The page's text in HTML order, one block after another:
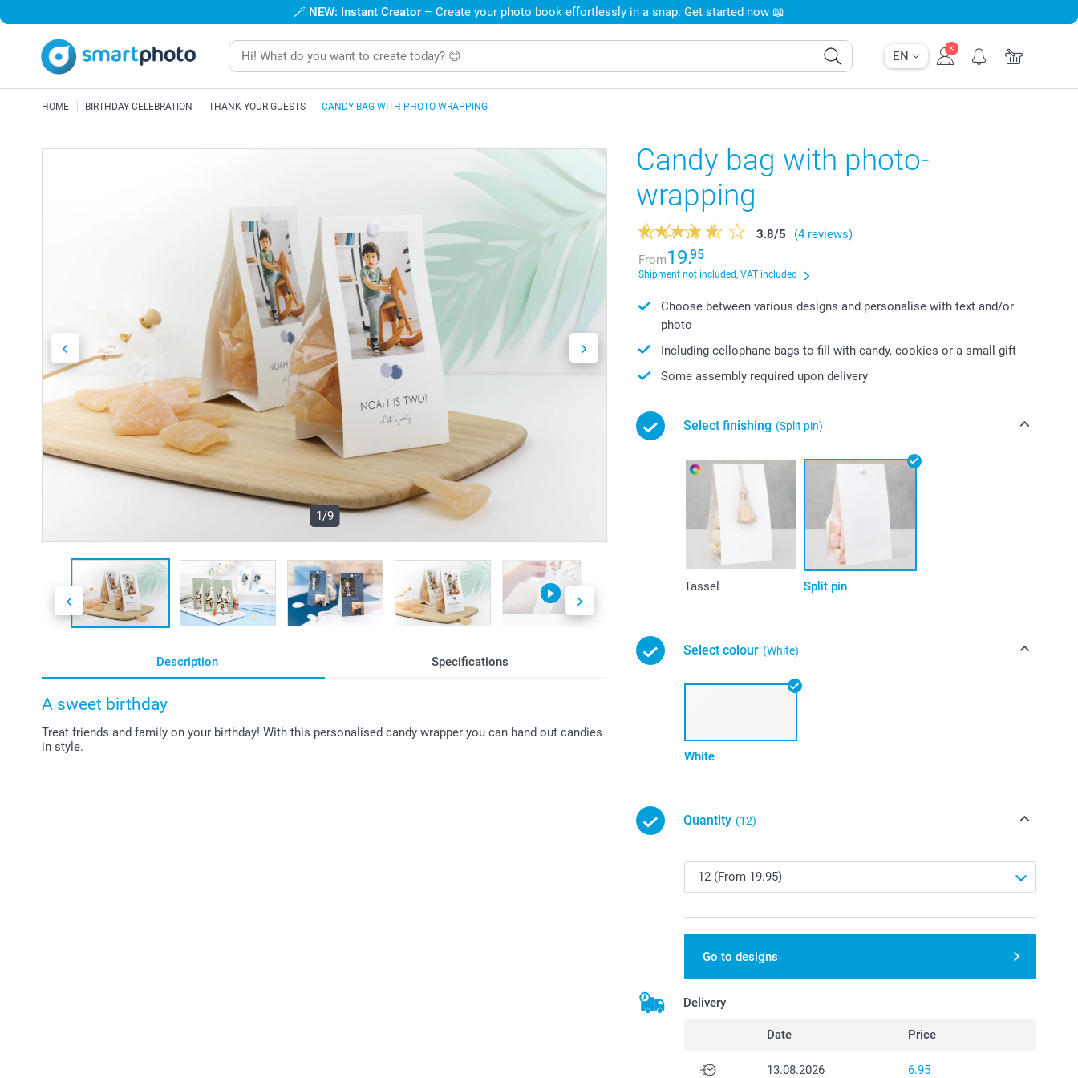
EN
🪄 NEW: Instant Creator – Create your photo book effortlessly in a snap. Get started now 📖
HOME BIRTHDAY CELEBRATION THANK YOUR GUESTS CANDY BAG WITH PHOTO-WRAPPING
1/9
Description Specifications
A sweet birthday
Treat friends and family on your birthday! With this personalised candy wrapper you can hand out candies
in style.
Candy bag with photo-
wrapping
3.8/5
(4 reviews)
From19.95
Shipment not included, VAT included
Choose between various designs and personalise with text and/or
photo
Including cellophane bags to fill with candy, cookies or a small gift
Some assembly required upon delivery
Select finishing (Split pin)
Tassel Split pin
Select colour (White)
White
Quantity (12)
Go to designs
Delivery
Date Price
13.08.2026 6.95